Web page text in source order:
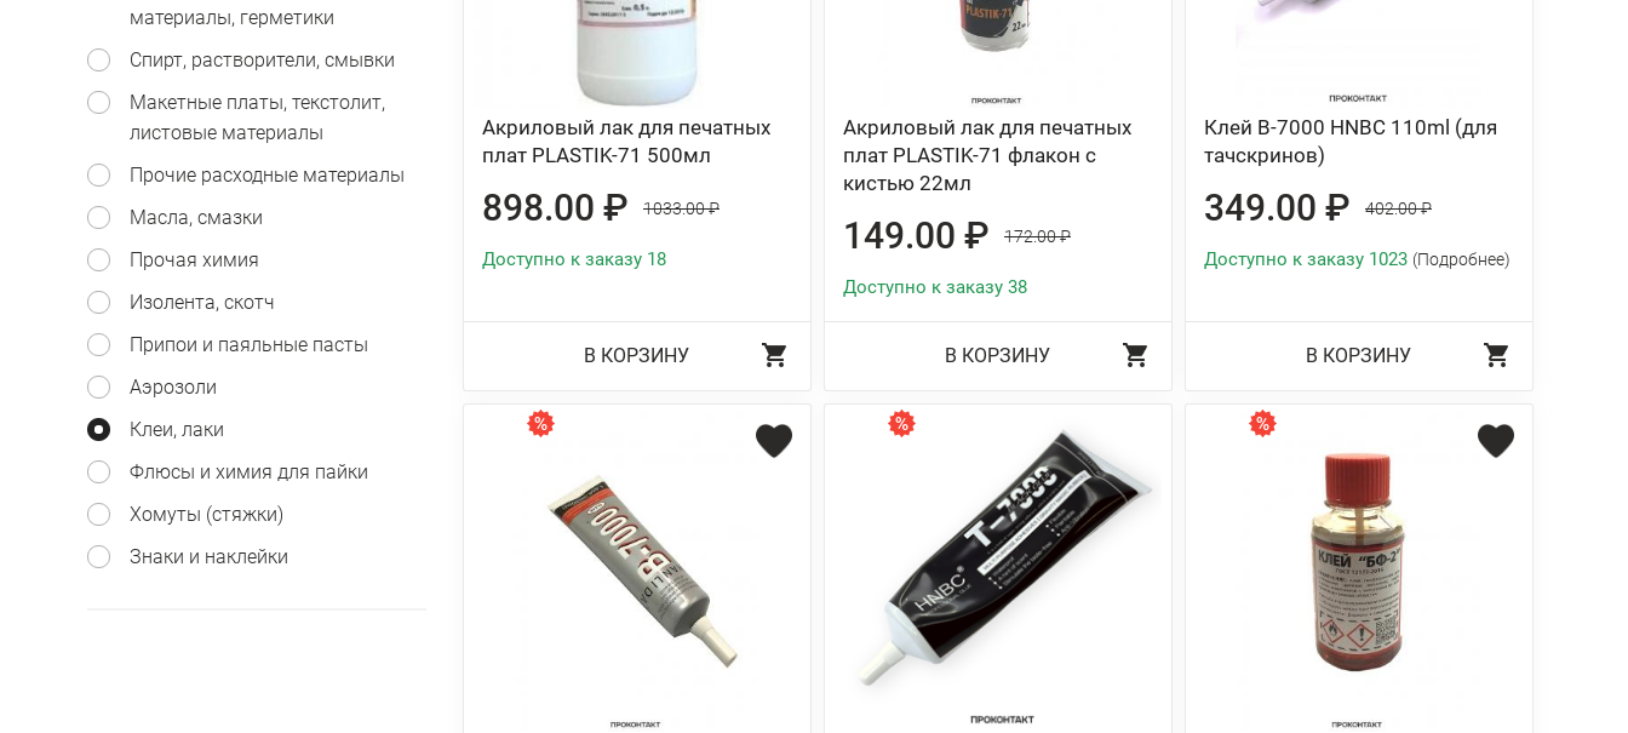
материалы, герметики
Спирт, растворители, смывки
Макетные платы, текстолит,
листовые материалы
Прочие расходные материалы
Масла, смазки
Прочая химия
Изолента, скотч
Припои и паяльные пасты
Аэрозоли
Клеи, лаки
Флюсы и химия для пайки
Хомуты (стяжки)
Знаки и наклейки
Акриловый лак для печатных
плат PLASTIK-71 500мл
898.00 ₽ 1033.00 ₽
Доступно к заказу 18
В КОРЗИНУ
Акриловый лак для печатных
плат PLASTIK-71 флакон с
кистью 22мл
149.00 ₽ 172.00 ₽
Доступно к заказу 38
В КОРЗИНУ
Клей B-7000 HNBC 110ml (для
тачскринов)
349.00 ₽ 402.00 ₽
Доступно к заказу 1023 (Подробнее)
В КОРЗИНУ